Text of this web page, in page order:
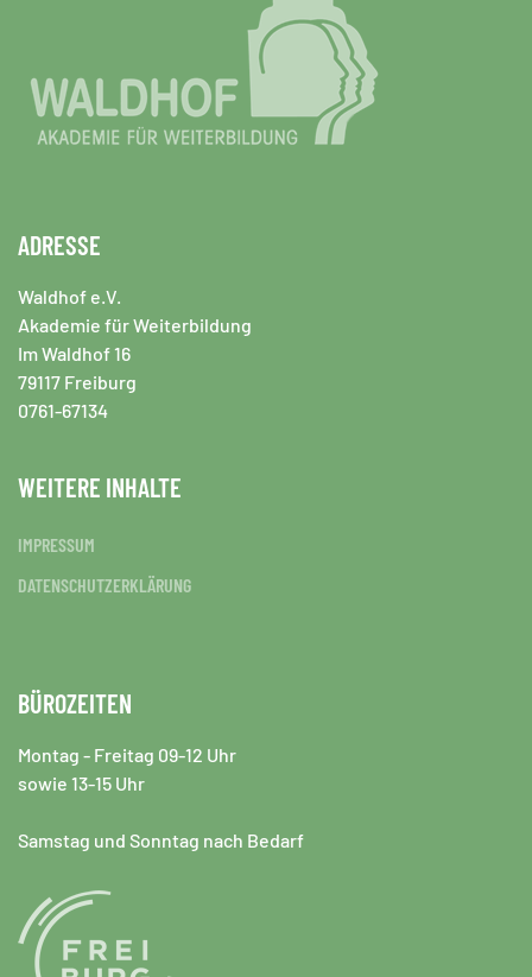
ADRESSE
Waldhof e.V.
Akademie für Weiterbildung
Im Waldhof 16
79117 Freiburg
0761-67134
WEITERE INHALTE
IMPRESSUM
DATENSCHUTZERKLÄRUNG
BÜROZEITEN
Montag - Freitag 09-12 Uhr
sowie 13-15 Uhr
Samstag und Sonntag nach Bedarf